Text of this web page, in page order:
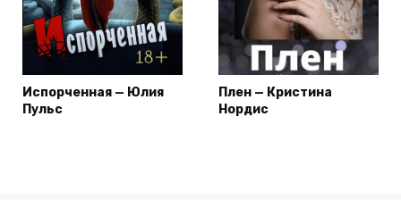
Испорченная — Юлия
Пульс
Плен — Кристина
Нордис